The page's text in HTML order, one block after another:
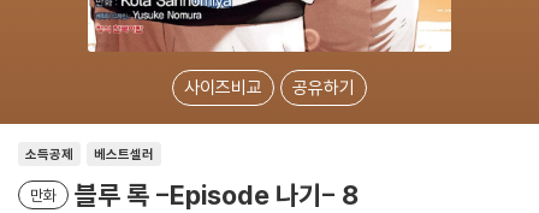
사이즈비교 공유하기
소득공제 베스트셀러
만화 블루 록 -Episode 나기- 8